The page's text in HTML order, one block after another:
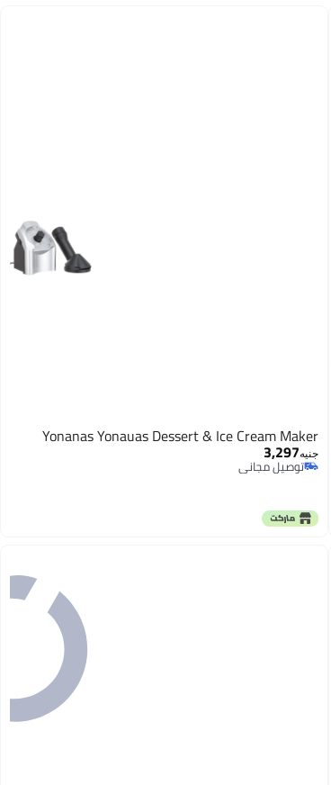
Yonanas Yonauas Dessert & Ice Cream Maker
جنيه3,297
توصيل مجاني